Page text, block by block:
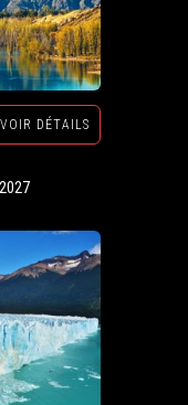
VOIR DÉTAILS